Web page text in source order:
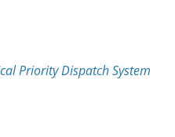
Priority Dispatch System